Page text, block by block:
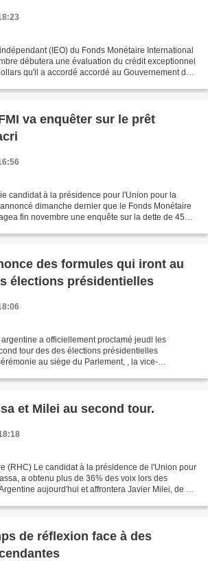
(IEO) du Fonds Monétaire International
débutera une évaluation du crédit exceptionnel
qu'il a accordé accordé au Gouvernement de
va enquêter sur le prêt
candidat à la présidence pour l'Union pour la
dimanche dernier que le Fonds Monétaire
fin novembre une enquête sur la dette de 45
des formules qui iront au
élections présidentielles
a officiellement proclamé jeudi les
tour des des élections présidentielles
au siège du Parlement, , la vice-
et Milei au second tour.
(RHC) Le candidat à la présidence de l'Union pour
a obtenu plus de 36% des voix lors des
aujourd'hui et affrontera Javier Milei, de La
de réflexion face à des